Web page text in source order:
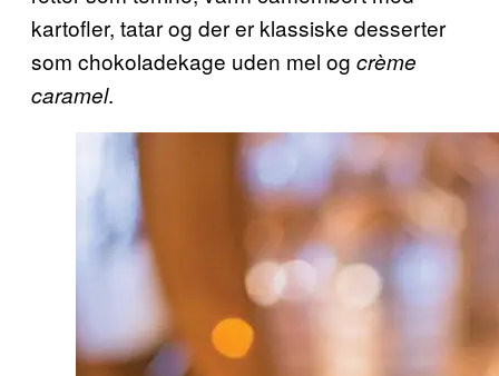
kartofler, tatar og der er klassiske desserter
som chokoladekage uden mel og crème
caramel.